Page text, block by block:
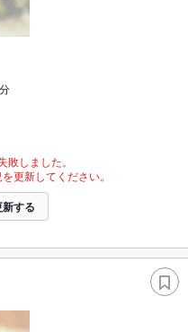
しました。
更新してください。
する